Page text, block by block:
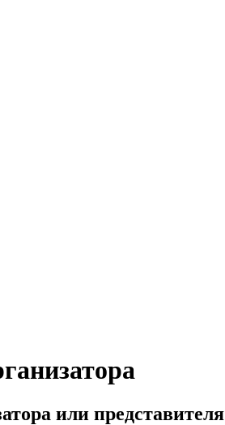
или представителя